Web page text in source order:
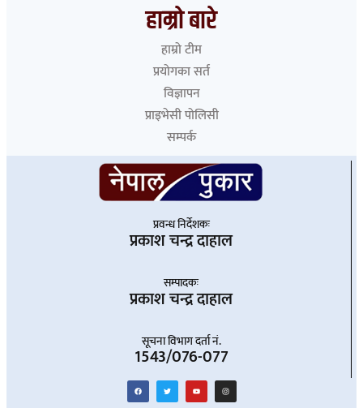
हाम्रो बारे
हाम्रो टीम
प्रयोगका सर्त
विज्ञापन
प्राइभेसी पोलिसी
सम्पर्क
प्रवन्ध निर्देशकः
प्रकाश चन्द्र दाहाल
सम्पादकः
प्रकाश चन्द्र दाहाल
सूचना विभाग दर्ता नं.
1543/076-077